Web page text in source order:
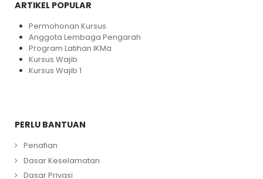
ARTIKEL POPULAR
Permohonan Kursus
Anggota Lembaga Pengarah
Program Latihan IKMa
Kursus Wajib
Kursus Wajib 1
PERLU BANTUAN
Penafian
Dasar Keselamatan
Dasar Privasi